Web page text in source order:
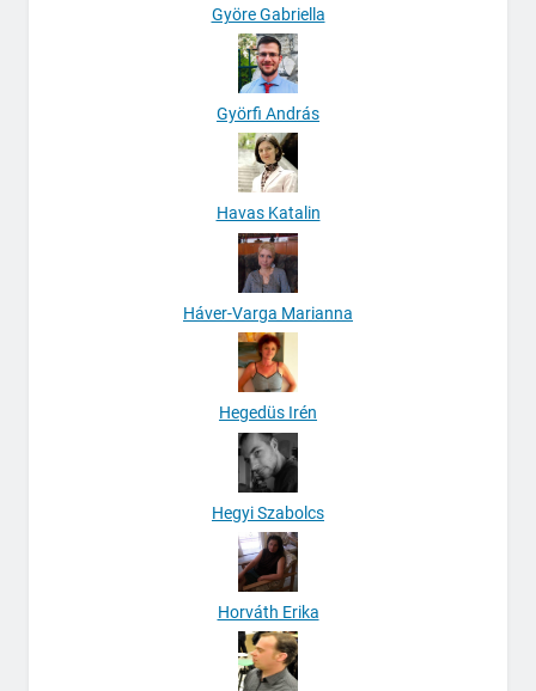
Györe Gabriella
Györfi András
Havas Katalin
Háver-Varga Marianna
Hegedüs Irén
Hegyi Szabolcs
Horváth Erika